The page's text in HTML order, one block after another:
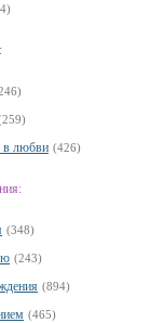
в любви (426)
(348)
(243)
(894)
(465)